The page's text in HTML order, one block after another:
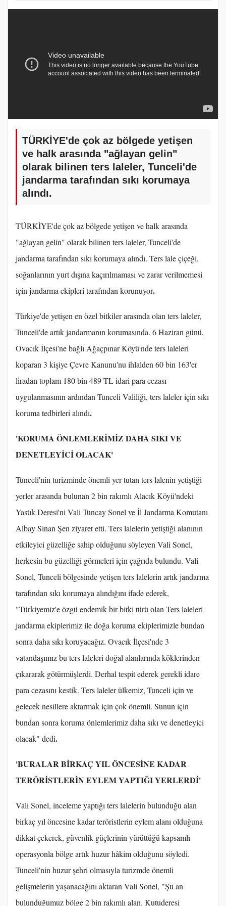
TÜRKİYE'de çok az bölgede yetişen
ve halk arasında "ağlayan gelin"
olarak bilinen ters laleler, Tunceli'de
jandarma tarafından sıkı korumaya
alındı.
TÜRKİYE'de çok az bölgede yetişen ve halk arasında
"ağlayan gelin" olarak bilinen ters laleler, Tunceli'de
jandarma tarafından sıkı korumaya alındı. Ters lale çiçeği,
soğanlarının yurt dışına kaçırılmaması ve zarar verilmemesi
için jandarma ekipleri tarafından korunuyor.
Türkiye'de yetişen en özel bitkiler arasında olan ters laleler,
Tunceli'de artık jandarmanın korumasında. 6 Haziran günü,
Ovacık İlçesi'ne bağlı Ağaçpınar Köyü'nde ters laleleri
koparan 3 kişiye Çevre Kanunu'nu ihlalden 60 bin 163'er
liradan toplam 180 bin 489 TL idari para cezası
uygulanmasının ardından Tunceli Valiliği, ters laleler için sıkı
koruma tedbirleri alındı.
'KORUMA ÖNLEMLERİMİZ DAHA SIKI VE
DENETLEYİCİ OLACAK'
Tunceli'nin turizminde önemli yer tutan ters lalenin yetiştiği
yerler arasında bulunan 2 bin rakımlı Alacık Köyü'ndeki
Yastık Deresi'ni Vali Tuncay Sonel ve İl Jandarma Komutanı
Albay Sinan Şen ziyaret etti. Ters lalelerin yetiştiği alanının
etkileyici güzelliğe sahip olduğunu söyleyen Vali Sonel,
herkesin bu güzelliği görmeleri için çağrıda bulundu. Vali
Sonel, Tunceli bölgesinde yetişen ters lalelerin artık jandarma
tarafından sıkı korumaya alındığını ifade ederek,
"Türkiyemiz'e özgü endemik bir bitki türü olan Ters laleleri
jandarma ekiplerimiz ile doğa koruma ekiplerimizle bundan
sonra daha sıkı koruyacağız. Ovacık İlçesi'nde 3
vatandaşımız bu ters laleleri doğal alanlarında köklerinden
çıkararak götürmüşlerdi. Derhal tespit ederek gerekli idare
para cezasını kestik. Ters laleler ülkemiz, Tunceli için ve
gelecek nesillere aktarmak için çok önemli. Sunun için
bundan sonra koruma önlemlerimiz daha sıkı ve denetleyici
olacak" dedi.
'BURALAR BİRKAÇ YIL ÖNCESİNE KADAR
TERÖRİSTLERİN EYLEM YAPTIĞI YERLERDİ'
Vali Sonel, inceleme yaptığı ters lalelerin bulunduğu alan
birkaç yıl öncesine kadar teröristlerin eylem alanı olduğuna
dikkat çekerek, güvenlik güçlerinin yürüttüğü kapsamlı
operasyonla bölge artık huzur hâkim olduğunu söyledi.
Tunceli'nin huzur şehri olmasıyla turizmde önemli
gelişmelerin yaşanacağını aktaran Vali Sonel, "Şu an
bulunduğumuz bölge 2 bin rakımlı alan. Kutuderesi